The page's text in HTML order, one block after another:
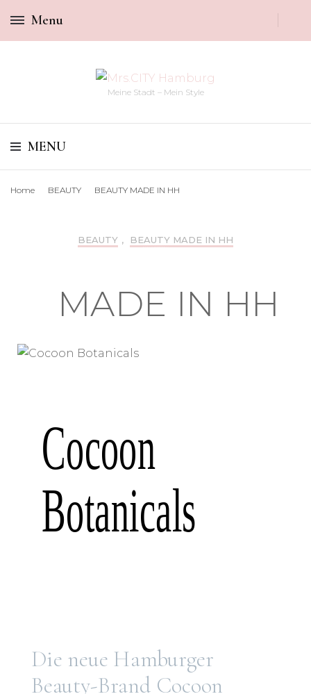
Menu
Meine Stadt – Mein Style
MENU
Home BEAUTY BEAUTY MADE IN HH
BEAUTY , BEAUTY MADE IN HH
MADE IN HH
Cocoon
Botanicals
Die neue Hamburger
Beauty-Brand Cocoon